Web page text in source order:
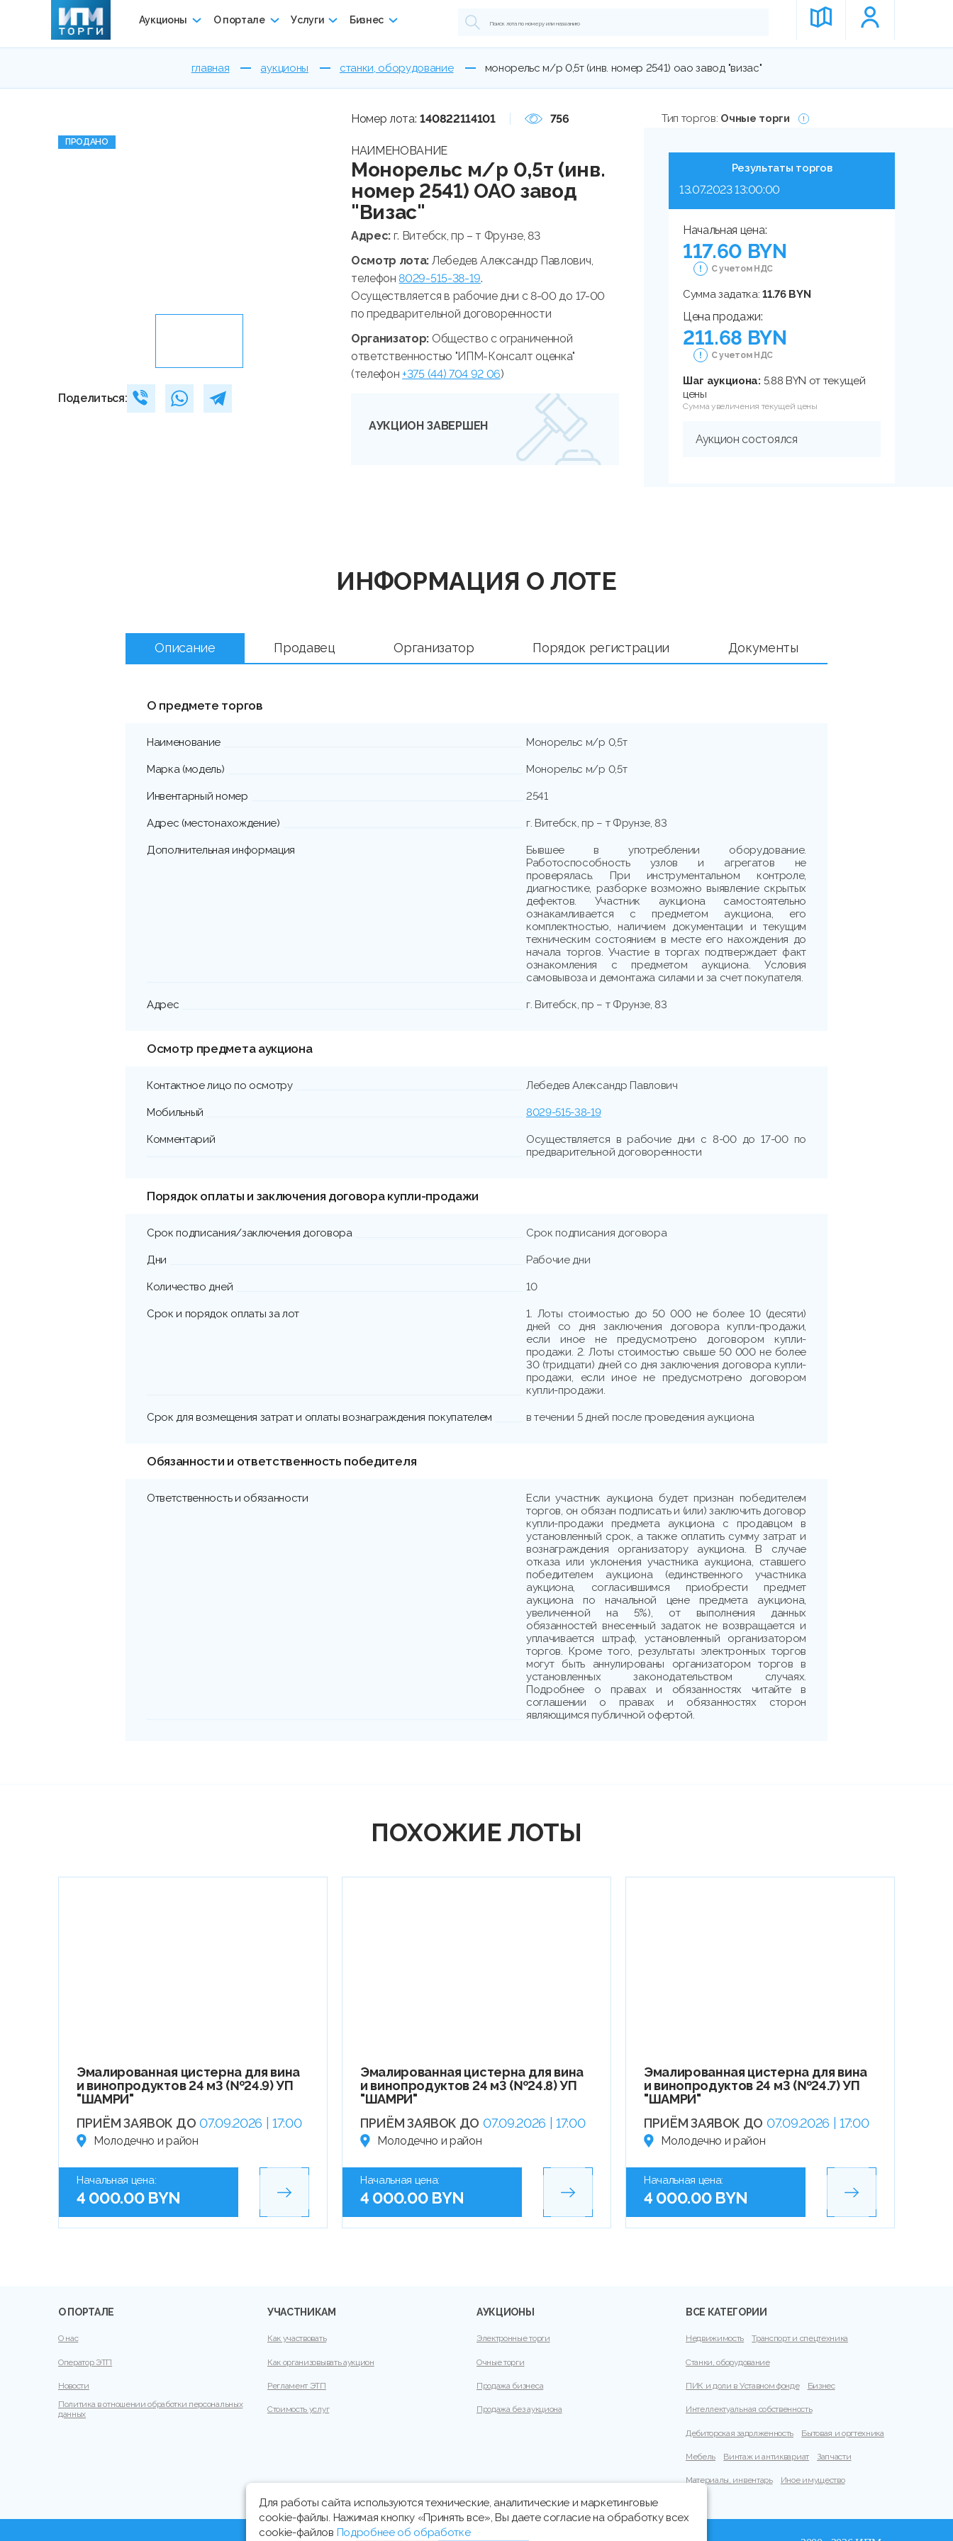
Аукционы О портале Услуги Бизнес
главная аукционы станки, оборудование монорельс м/р 0,5т (инв. номер 2541) оао завод "визас"
ПРОДАНО
Поделиться:
Номер лота: 140822114101 756
НАИМЕНОВАНИЕ
Монорельс м/р 0,5т (инв.
номер 2541) ОАО завод
"Визас"
Адрес: г. Витебск, пр – т Фрунзе, 83
Осмотр лота: Лебедев Александр Павлович,
телефон8029-515-38-19.
Осуществляется в рабочие дни с 8-00 до 17-00
по предварительной договоренности
Организатор: Общество с ограниченной
ответственностью "ИПМ-Консалт оценка"
(телефон+375 (44) 704 92 06)
АУКЦИОН ЗАВЕРШЕН
Тип торгов: Очные торги
Результаты торгов
13.07.2023 13:00:00
Начальная цена:
117.60 BYN
С учетом НДС
Сумма задатка:11.76 BYN
Цена продажи:
211.68 BYN
С учетом НДС
Шаг аукциона: 5.88 BYN от текущей
цены
Сумма увеличения текущей цены
Аукцион состоялся
ИНФОРМАЦИЯ О ЛОТЕ
Описание Продавец Организатор Порядок регистрации Документы
О предмете торгов
Наименование Монорельс м/р 0,5т
Марка (модель) Монорельс м/р 0,5т
Инвентарный номер 2541
Адрес (местонахождение) г. Витебск, пр – т Фрунзе, 83
Дополнительная информация
Бывшее в употреблении оборудование.
Работоспособность узлов и агрегатов не
проверялась. При инструментальном контроле,
диагностике, разборке возможно выявление скрытых
дефектов. Участник аукциона самостоятельно
ознакамливается с предметом аукциона, его
комплектностью, наличием документации и текущим
техническим состоянием в месте его нахождения до
начала торгов. Участие в торгах подтверждает факт
ознакомления с предметом аукциона. Условия
самовывоза и демонтажа силами и за счет покупателя.
Адрес г. Витебск, пр – т Фрунзе, 83
Осмотр предмета аукциона
Контактное лицо по осмотру Лебедев Александр Павлович
Мобильный 8029-515-38-19
Комментарий
Осуществляется в рабочие дни с 8-00 до 17-00 по
предварительной договоренности
Порядок оплаты и заключения договора купли-продажи
Срок подписания/заключения договора Срок подписания договора
Дни Рабочие дни
Количество дней 10
Срок и порядок оплаты за лот
1. Лоты стоимостью до 50 000 не более 10 (десяти)
дней со дня заключения договора купли-продажи,
если иное не предусмотрено договором купли-
продажи. 2. Лоты стоимостью свыше 50 000 не более
30 (тридцати) дней со дня заключения договора купли-
продажи, если иное не предусмотрено договором
купли-продажи.
Срок для возмещения затрат и оплаты вознаграждения покупателем в течении 5 дней после проведения аукциона
Обязанности и ответственность победителя
Ответственность и обязанности
Если участник аукциона будет признан победителем
торгов, он обязан подписать и (или) заключить договор
купли-продажи предмета аукциона с продавцом в
установленный срок, а также оплатить сумму затрат и
вознаграждения организатору аукциона. В случае
отказа или уклонения участника аукциона, ставшего
победителем аукциона (единственного участника
аукциона, согласившимся приобрести предмет
аукциона по начальной цене предмета аукциона,
увеличенной на 5%), от выполнения данных
обязанностей внесенный задаток не возвращается и
уплачивается штраф, установленный организатором
торгов. Кроме того, результаты электронных торгов
могут быть аннулированы организатором торгов в
установленных законодательством случаях.
Подробнее о правах и обязанностях читайте в
соглашении о правах и обязанностях сторон
являющимся публичной офертой.
ПОХОЖИЕ ЛОТЫ
Эмалированная цистерна для вина
и винопродуктов 24 м3 (№24.9) УП
"ШАМРИ"
ПРИЁМ ЗАЯВОК ДО 07.09.2026 | 17:00
Молодечно и район
Начальная цена:
4 000.00 BYN
Эмалированная цистерна для вина
и винопродуктов 24 м3 (№24.8) УП
"ШАМРИ"
ПРИЁМ ЗАЯВОК ДО 07.09.2026 | 17:00
Молодечно и район
Начальная цена:
4 000.00 BYN
Эмалированная цистерна для вина
и винопродуктов 24 м3 (№24.7) УП
"ШАМРИ"
ПРИЁМ ЗАЯВОК ДО 07.09.2026 | 17:00
Молодечно и район
Начальная цена:
4 000.00 BYN
О ПОРТАЛЕ
О нас
Оператор ЭТП
Новости
Политика в отношении обработки персональных
данных
УЧАСТНИКАМ
Как участвовать
Как организовывать аукцион
Регламент ЭТП
Стоимость услуг
АУКЦИОНЫ
Электронные торги
Очные торги
Продажа бизнеса
Продажа без аукциона
ВСЕ КАТЕГОРИИ
Недвижимость Транспорт и спецтехника
Станки, оборудование
ПИК и доли в Уставном фонде Бизнес
Интеллектуальная собственность
Дебиторская задолженность Бытовая и оргтехника
Мебель Винтаж и антиквариат Запчасти
Материалы, инвентарь Иное имущество
Для работы сайта используются технические, аналитические и маркетинговые
cookie-файлы. Нажимая кнопку «Принять все», Вы даете согласие на обработку всех
cookie-файлов Подробнее об обработке